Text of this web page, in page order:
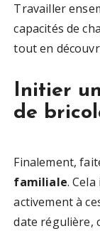
Travailler
capacités de
tout en
Initier
de
Finalement,
familiale.
activement à
date régulière,